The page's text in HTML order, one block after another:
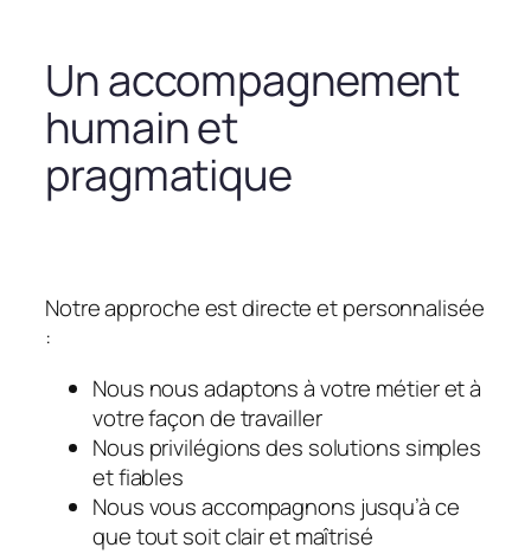
Un accompagnement
humain et
pragmatique
Notre approche est directe et personnalisée
:
Nous nous adaptons à votre métier et à
votre façon de travailler
Nous privilégions des solutions simples
et fiables
Nous vous accompagnons jusqu’à ce
que tout soit clair et maîtrisé